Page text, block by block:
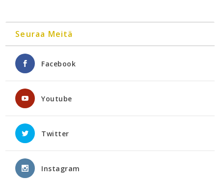
Seuraa Meitä
Facebook
Youtube
Twitter
Instagram